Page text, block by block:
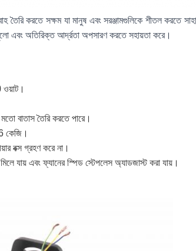
করতে সক্ষম যা মানুষ এবং সরঞ্জামগুলিকে শীতল করতে
এবং অতিরিক্ত আর্দ্রতা অপসারণ করতে সহায়তা করে।
বাতাস তৈরি করতে পারে।
কেজি।
বক্স গ্রহণ করে না।
যায় এবং ফ্যানের স্পিড স্টেপলেস অ্যাডজাস্ট করা যায়।